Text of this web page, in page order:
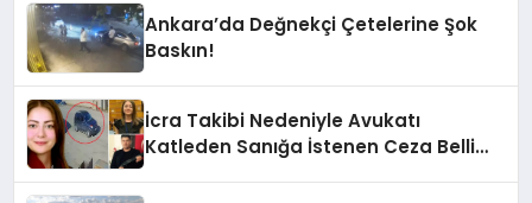
Ankara’da Değnekçi Çetelerine Şok
Baskın!
İcra Takibi Nedeniyle Avukatı
Katleden Sanığa İstenen Ceza Belli